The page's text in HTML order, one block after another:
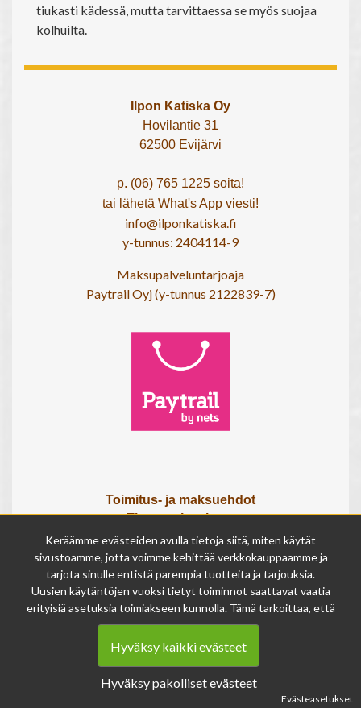
tiukasti kädessä, mutta tarvittaessa se myös suojaa
kolhuilta.
Ilpon Katiska Oy
Hovilantie 31
62500 Evijärvi
p. (06) 765 1225 soita!
tai lähetä What's App viesti!
info@ilponkatiska.fi
y-tunnus: 2404114-9
Maksupalveluntarjoaja
Paytrail Oyj (y-tunnus 2122839-7)
Toimitus- ja maksuehdot
Tietosuojaseloste
Tietoa meistä
Osta lahjakortti
Tilauksen peruutuslomake
Olemme avoinna
ma - pe 9 - 17
la 9 - 14
Keräämme evästeiden avulla tietoja siitä, miten käytät
sivustoamme, jotta voimme kehittää verkkokauppaamme ja
tarjota sinulle entistä parempia tuotteita ja tarjouksia.
Uusien käytäntöjen vuoksi tietyt toiminnot saattavat vaatia
erityisiä asetuksia toimiakseen kunnolla. Tämä tarkoittaa, että
joissakin tapauksissa anonymisoidut tiedot voivat kertyä,
vaikka olisit kieltänyt evästeiden käytön. Näitä tietoja
käytetään ainoastaan palvelumme parantamiseen, eikä niistä
Voit muuttaa evästeasetuksiasi milloin tahansa sivun
Hyväksy kaikki evästeet
Hyväksy pakolliset evästeet
Evästeasetukset